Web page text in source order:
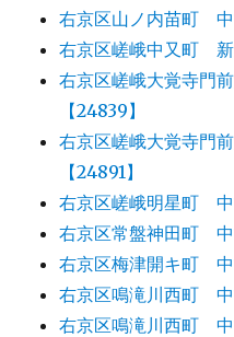
右京区山ノ内苗町 中
右京区嵯峨中又町 新
右京区嵯峨大覚寺門
【24839】
右京区嵯峨大覚寺門
【24891】
右京区嵯峨明星町
右京区常盤神田町
右京区梅津開キ町
右京区鳴滝川西町 中
右京区鳴滝川西町 中